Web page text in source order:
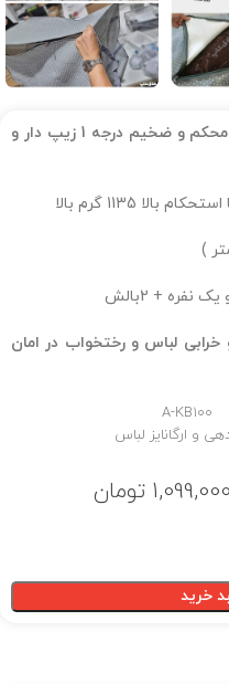
باکس رختخواب برزنتی و جارختحوابی محکم و ضخیم درجه 1 زیپ دار و
لباس و رختخواب در امان
A-KB100
و ارگانایز لباس
1,099,000 تومان
خرید